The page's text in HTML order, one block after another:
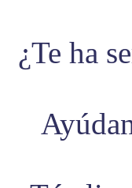
¿Te ha